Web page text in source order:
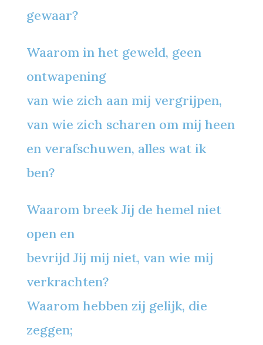
gewaar?
Waarom in het geweld, geen
ontwapening
van wie zich aan mij vergrijpen,
van wie zich scharen om mij heen
en verafschuwen, alles wat ik
ben?
Waarom breek Jij de hemel niet
open en
bevrijd Jij mij niet, van wie mij
verkrachten?
Waarom hebben zij gelijk, die
zeggen;